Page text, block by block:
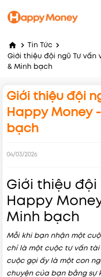
Tin Tức
Giới thiệu đội ngũ Tư vấn
& Minh bạch
Giới thiệu đội
Happy Money
bạch
04/03/2026
Giới thiệu đội
Happy
Minh bạch
Mỗi khi bạn nhận một
chỉ là một cuộc tư vấn tài
cuộc gọi ấy là một con
chuyện của bạn bằng sự